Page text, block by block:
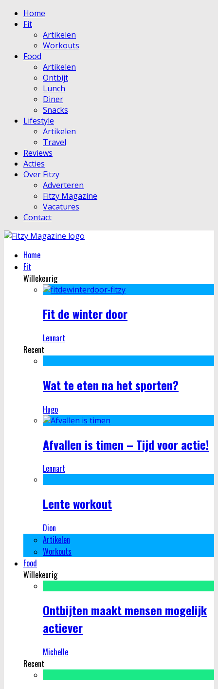
Home
Fit
Artikelen
Workouts
Food
Artikelen
Ontbijt
Lunch
Diner
Snacks
Lifestyle
Artikelen
Travel
Reviews
Acties
Over Fitzy
Adverteren
Fitzy Magazine
Vacatures
Contact
Home
Fit
Willekeurig
Fit de winter door
Lennart
Recent
Wat te eten na het sporten?
Hugo
Afvallen is timen – Tijd voor actie!
Lennart
Lente workout
Dion
Artikelen
Workouts
Food
Willekeurig
Ontbijten maakt mensen mogelijk
actiever
Michelle
Recent